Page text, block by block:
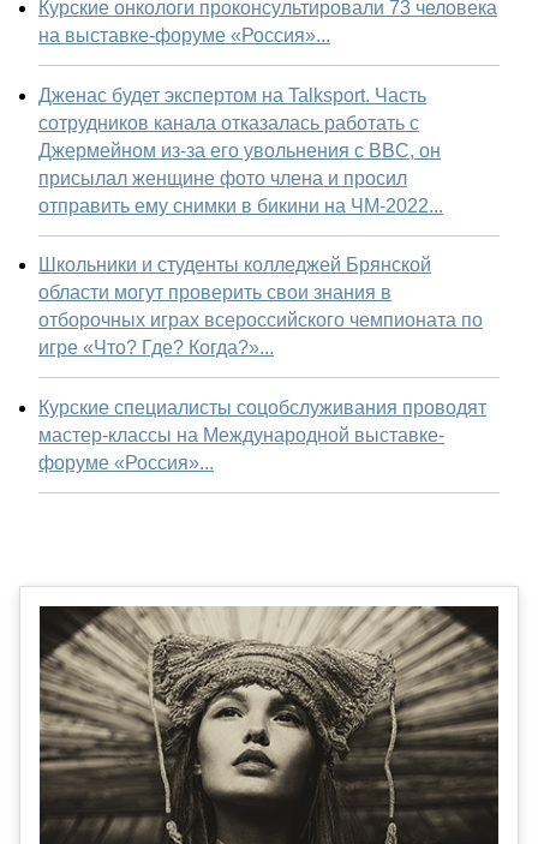
Курские онкологи проконсультировали 73 человека
на выставке-форуме «Россия»...
Дженас будет экспертом на Talksport. Часть
сотрудников канала отказалась работать с
Джермейном из-за его увольнения с BBC, он
присылал женщине фото члена и просил
отправить ему снимки в бикини на ЧМ-2022...
Школьники и студенты колледжей Брянской
области могут проверить свои знания в
отборочных играх всероссийского чемпионата по
игре «Что? Где? Когда?»...
Курские специалисты соцобслуживания проводят
мастер-классы на Международной выставке-
форуме «Россия»...